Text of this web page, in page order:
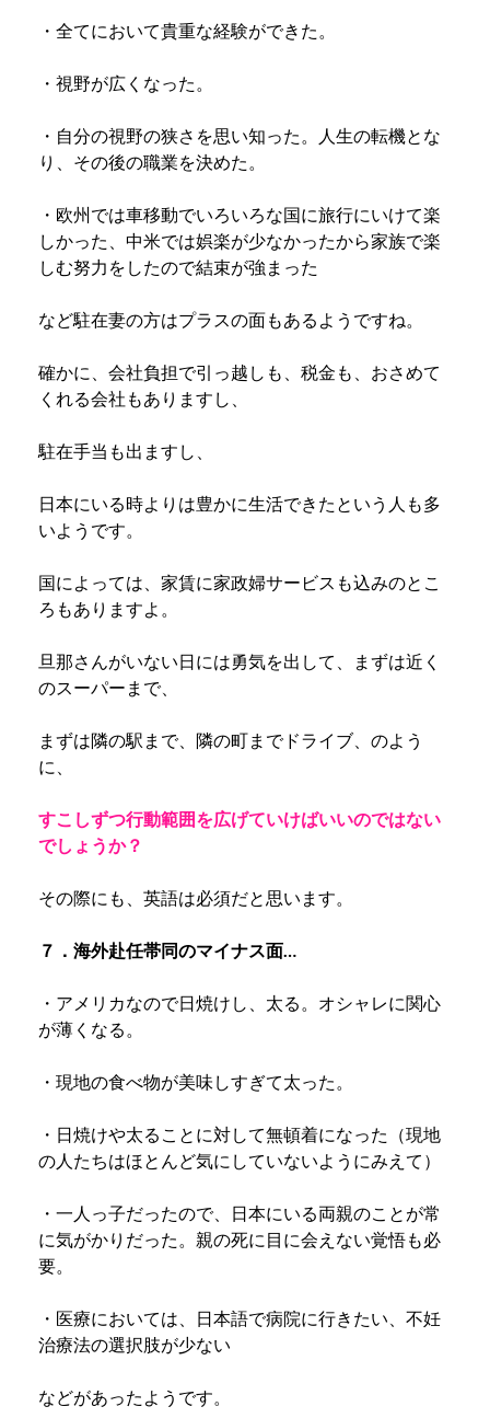
・全てにおいて貴重な経験ができた。
・視野が広くなった。
・自分の視野の狭さを思い知った。人生の転機とな
り、その後の職業を決めた。
・欧州では車移動でいろいろな国に旅行にいけて楽
しかった、中米では娯楽が少なかったから家族で楽
しむ努力をしたので結束が強まった
など駐在妻の方はプラスの面もあるようですね。
確かに、会社負担で引っ越しも、税金も、おさめて
くれる会社もありますし、
駐在手当も出ますし、
日本にいる時よりは豊かに生活できたという人も多
いようです。
国によっては、家賃に家政婦サービスも込みのとこ
ろもありますよ。
旦那さんがいない日には勇気を出して、まずは近く
のスーパーまで、
まずは隣の駅まで、隣の町までドライブ、のよう
に、
すこしずつ行動範囲を広げていけばいいのではない
でしょうか？
その際にも、英語は必須だと思います。
７．海外赴任帯同のマイナス面…
・アメリカなので日焼けし、太る。オシャレに関心
が薄くなる。
・現地の食べ物が美味しすぎて太った。
・日焼けや太ることに対して無頓着になった（現地
の人たちはほとんど気にしていないようにみえて）
・一人っ子だったので、日本にいる両親のことが常
に気がかりだった。親の死に目に会えない覚悟も必
要。
・医療においては、日本語で病院に行きたい、不妊
治療法の選択肢が少ない
などがあったようです。